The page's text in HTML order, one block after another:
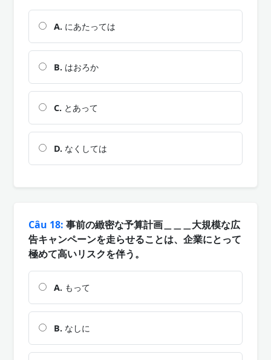
A. にあたっては
B. はおろか
C. とあって
D. なくしては
Câu 18: 事前の緻密な予算計画＿＿＿大規模な広
告キャンペーンを走らせることは、企業にとって
極めて高いリスクを伴う。
A. もって
B. なしに